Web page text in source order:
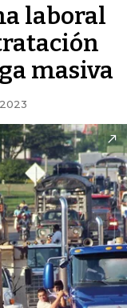
laboral
masiva